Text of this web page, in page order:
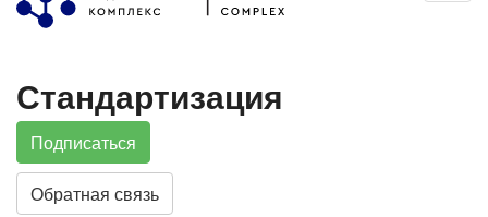
основному
Стандартизация
Подписаться
Обратная связь